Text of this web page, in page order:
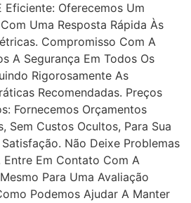
Eficiente: Oferecemos Um
Uma Resposta Rápida Às
Compromisso Com A
A Segurança Em Todos Os
Rigorosamente As
Recomendadas. Preços
Fornecemos Orçamentos
Sem Custos Ocultos, Para Sua
Não Deixe Problemas
Entre Em Contato Com A
Para Uma Avaliação
Podemos Ajudar A Manter